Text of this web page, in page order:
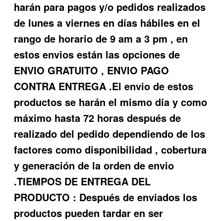
harán para pagos y/o pedidos realizados
de lunes a viernes en días hábiles en el
rango de horario de 9 am a 3 pm , en
estos envios están las opciones de
ENVIO GRATUITO , ENVIO PAGO
CONTRA ENTREGA .El envio de estos
productos se harán el mismo día y como
máximo hasta 72 horas después de
realizado del pedido dependiendo de los
factores como disponibilidad , cobertura
y generación de la orden de envio
.TIEMPOS DE ENTREGA DEL
PRODUCTO : Después de enviados los
productos pueden tardar en ser